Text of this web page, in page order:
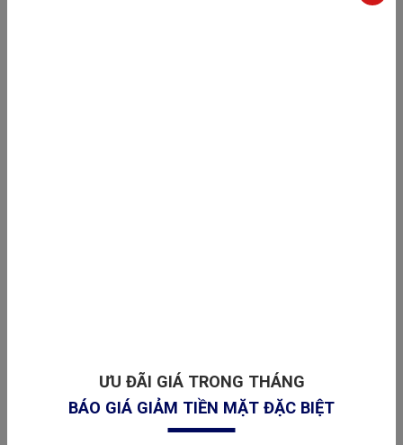
Được thành lập năm 1995, Ford Việt Nam là công ty
liên doanh giữa Tập đoàn Ford Motor có trụ sở ở
Michigan, Hoa Kỳ (75%) và Công ty Diesel Sông Công
(25%) với tổng vốn đầu tư ...
ƯU ĐÃI GIÁ TRONG THÁNG
BÁO GIÁ GIẢM TIỀN MẶT ĐẶC BIỆT